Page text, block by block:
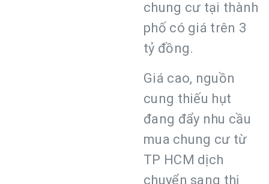
chung cư tại thành
phố có giá trên 3
tỷ đồng.
Giá cao, nguồn
cung thiếu hụt
đang đẩy nhu cầu
mua chung cư từ
TP HCM dịch
chuyển sang thị